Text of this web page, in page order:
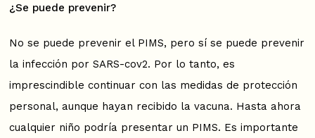
¿Se puede prevenir?
No se puede prevenir el PIMS, pero sí se puede prevenir
la infección por SARS-cov2. Por lo tanto, es
imprescindible continuar con las medidas de protección
personal, aunque hayan recibido la vacuna. Hasta ahora
cualquier niño podría presentar un PIMS. Es importante